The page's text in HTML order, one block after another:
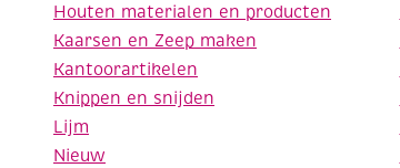
Houten materialen en producten
Kaarsen en Zeep maken
Kantoorartikelen
Knippen en snijden
Lijm
Nieuw